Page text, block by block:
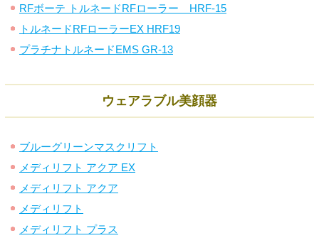
RFボーテ トルネードRFローラー HRF-15
トルネードRFローラーEX HRF19
プラチナトルネードEMS GR-13
ウェアラブル美顔器
ブルーグリーンマスクリフト
メディリフト アクア EX
メディリフト アクア
メディリフト
メディリフト プラス